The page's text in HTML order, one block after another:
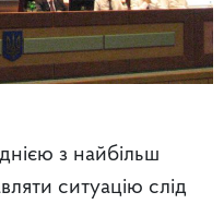
з найбільш
ситуацію слід